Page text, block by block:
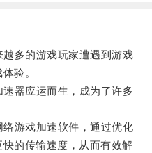
多的游戏玩家遭遇到游戏
验。
器应运而生，成为了许多
游戏加速软件，通过优化
的传输速度，从而有效解